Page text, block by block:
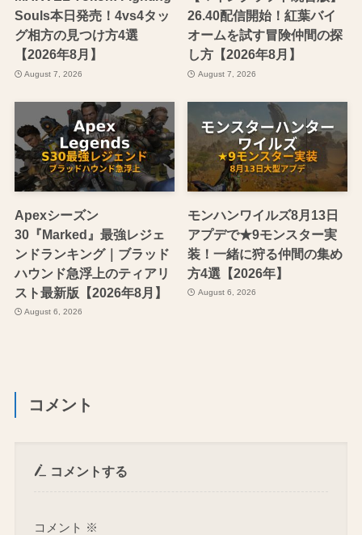
Souls本日発売！4vs4タッ
グ相方の見つけ方4選
【2026年8月】
August 7, 2026
26.40配信開始！紅葉バイ
オームを試す冒険仲間の探
し方【2026年8月】
August 7, 2026
Apexシーズン
30『Marked』最強レジェ
ンドランキング｜ブラッド
ハウンド急浮上のティアリ
スト最新版【2026年8月】
August 6, 2026
モンハンワイルズ8月13日
アプデで★9モンスター実
装！一緒に狩る仲間の集め
方4選【2026年】
August 6, 2026
コメント
コメントする
コメント ※